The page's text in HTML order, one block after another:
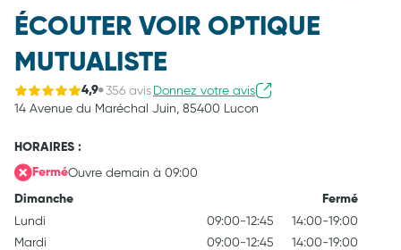
ÉCOUTER VOIR OPTIQUE
MUTUALISTE
4,9 356 avisDonnez votre avis
14 Avenue du Maréchal Juin, 85400 Lucon
HORAIRES :
FerméOuvre demain à 09:00
Dimanche Fermé
Lundi 09:00-12:45
14:00-19:00
Mardi
09:00-12:45
14:00-19:00